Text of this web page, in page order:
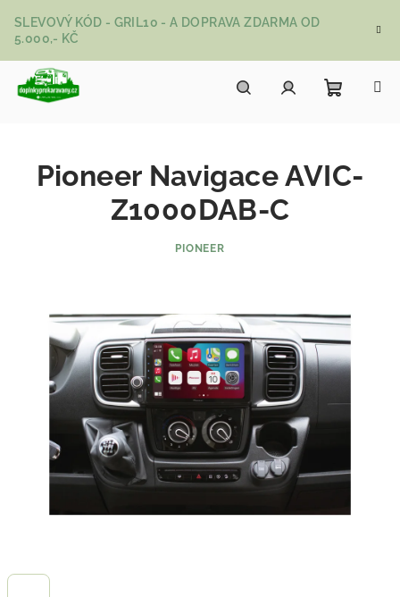
SLEVOVÝ KÓD - GRIL10 - A DOPRAVA ZDARMA OD
5.000,- KČ
Pioneer Navigace AVIC-
Z1000DAB-C
PIONEER